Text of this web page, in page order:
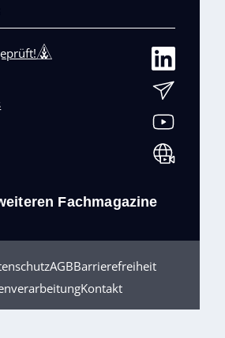
Fachmagazine
AGBBarrierefreiheit
Kontakt